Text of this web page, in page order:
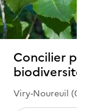
Concilier
biodiversité
Viry-Noureuil